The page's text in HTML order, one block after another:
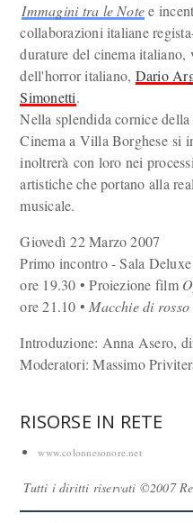
Immagini tra le Notee
collaborazioni italiane
durature del cinema italiano,
dell'horror italiano, Dario
Simonetti.
Nella splendida cornice
Cinema a Villa Borghese si
inoltrerà con loro nei
artistiche che portano alla
musicale.
Giovedì 22 Marzo 2007
Primo incontro - Sala Deluxe
ore 19.30 • Proiezione film
ore 21.10 • Macchie di
Introduzione: Anna Asero,
Moderatori: Massimo
RISORSE IN RETE
www.colonnesonore.net
Tutti i diritti riservati ©2007